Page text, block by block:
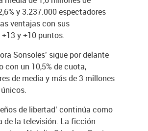
y 3.237.000 espectadores
ventajas con sus
y +10 puntos.
Sonsoles’ sigue por delante
con un 10,5% de cuota,
de media y más de 3 millones
de libertad’ continúa como
de la televisión. La ficción